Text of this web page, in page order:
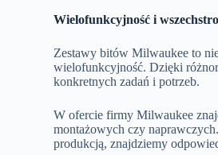
Wielofunkcyjność i
Zestawy bitów Milwaukee to
wielofunkcyjność. Dzięki
konkretnych zadań i potrzeb.
W ofercie firmy Milwaukee
montażowych czy
produkcją, znajdziemy